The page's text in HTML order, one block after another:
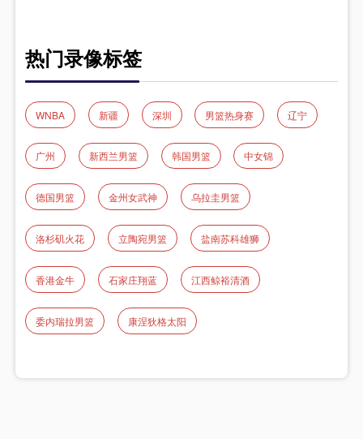
热门录像标签
WNBA 新疆 深圳 男篮热身赛 辽宁
广州 新西兰男篮 韩国男篮 中女锦
德国男篮 金州女武神 乌拉圭男篮
洛杉矶火花 立陶宛男篮 盐南苏科雄狮
香港金牛 石家庄翔蓝 江西鲸裕清酒
委内瑞拉男篮 康涅狄格太阳